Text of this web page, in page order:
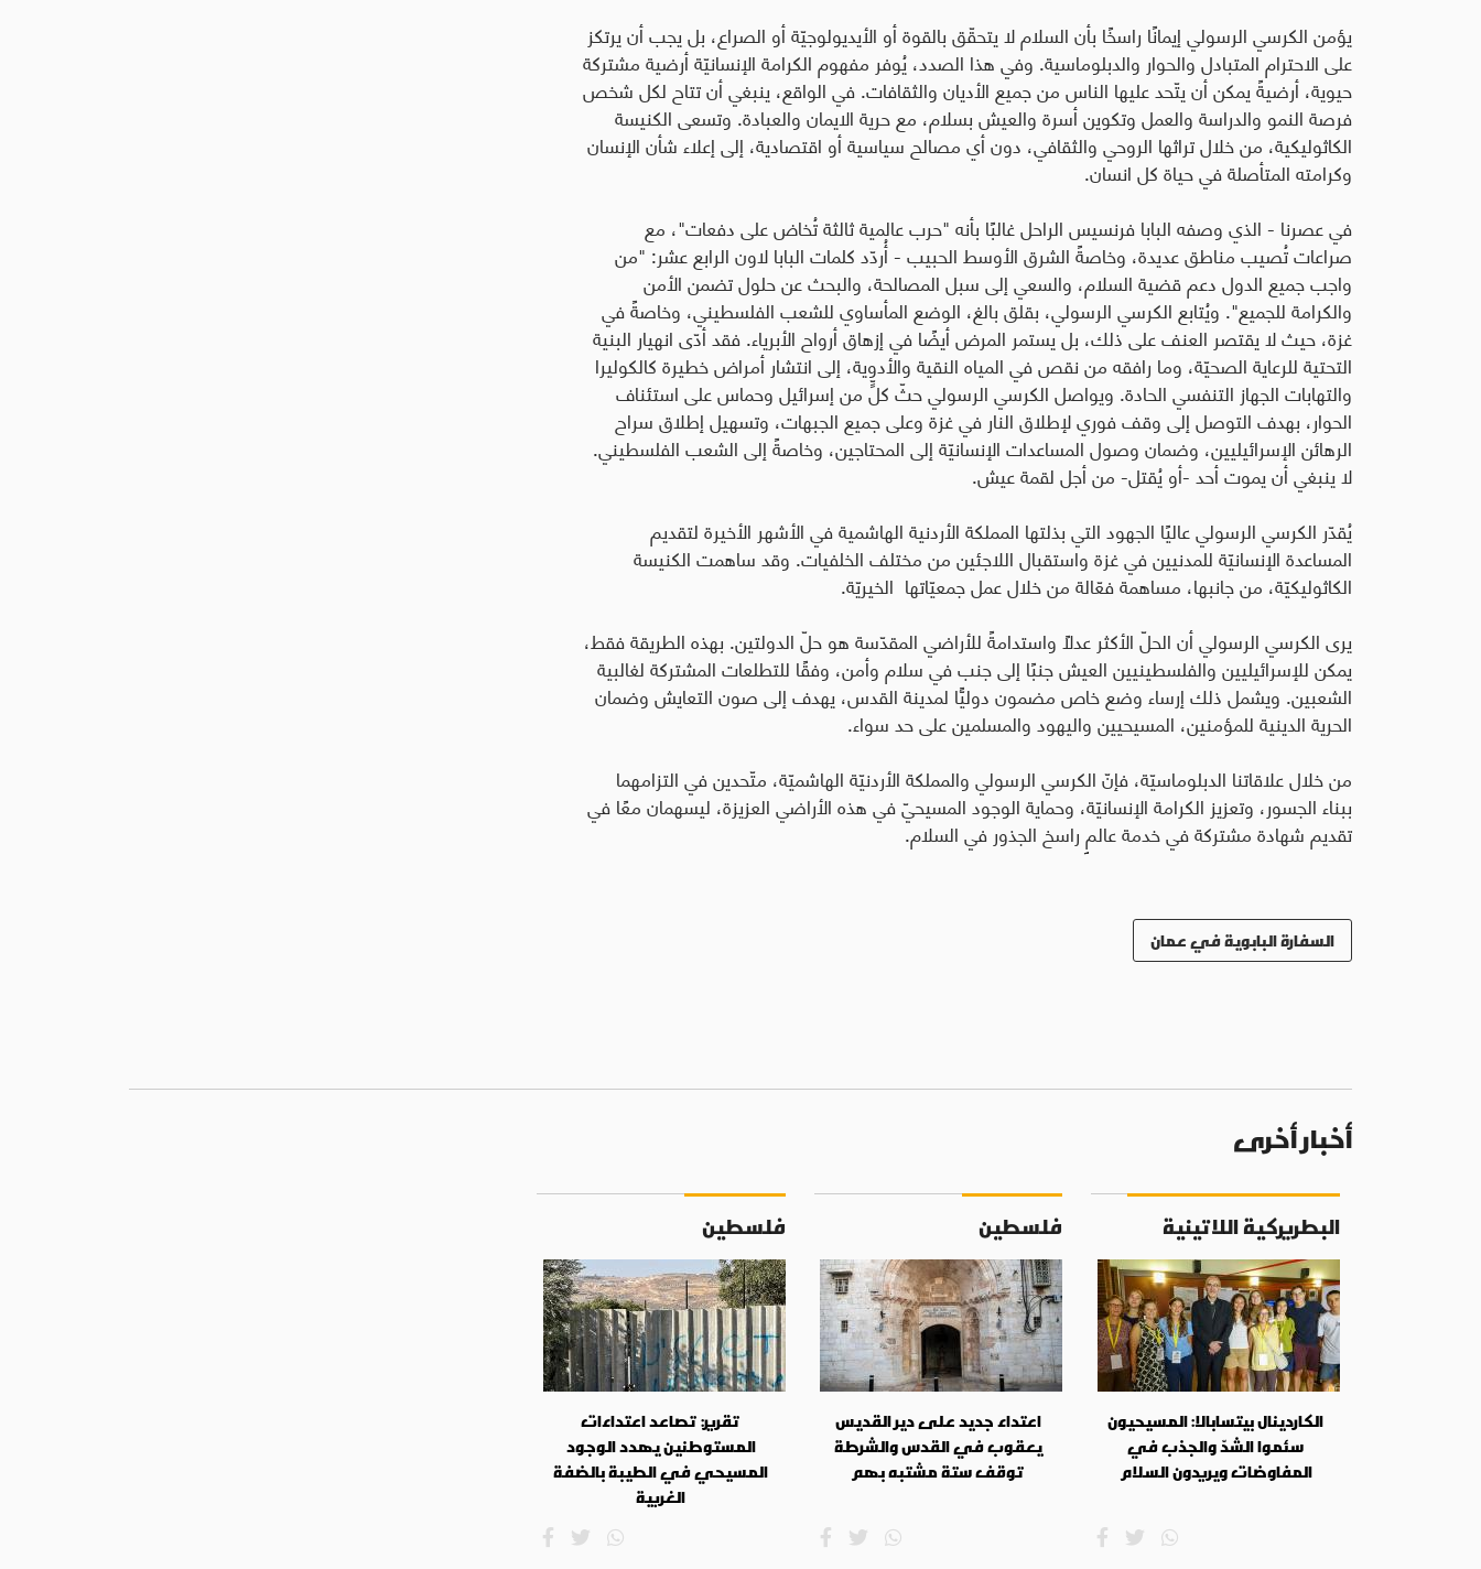
يؤمن الكرسي الرسولي إيمانًا راسخًا بأن السلام لا يتحقّق بالقوة أو الأيديولوجيّة أو الصراع، بل يجب أن يرتكز
على الاحترام المتبادل والحوار والدبلوماسية. وفي هذا الصدد، يُوفر مفهوم الكرامة الإنسانيّة أرضية مشتركة
حيوية، أرضيةً يمكن أن يتّحد عليها الناس من جميع الأديان والثقافات. في الواقع، ينبغي أن تتاح لكل شخص
فرصة النمو والدراسة والعمل وتكوين أسرة والعيش بسلام، مع حريةالايمانوالعبادة. وتسعى الكنيسة
الكاثوليكية، من خلال تراثها الروحي والثقافي، دون أي مصالح سياسية أو اقتصادية، إلى إعلاء شأن الإنسان
وكرامته المتأصلة في حياة كل انسان.
في عصرنا - الذي وصفه البابا فرنسيس الراحل غالبًا بأنه "حرب عالمية ثالثة تُخاض على دفعات"، مع
صراعات تُصيب مناطق عديدة، وخاصةً الشرق الأوسط الحبيب - أُردّد كلمات البابا لاون الرابع عشر: "من
واجب جميع الدول دعم قضية السلام، والسعي إلى سبل المصالحة، والبحث عن حلول تضمن الأمن
والكرامة للجميع". ويُتابع الكرسي الرسولي، بقلق بالغ، الوضع المأساوي للشعب الفلسطيني، وخاصةً في
غزة، حيث لا يقتصر العنف على ذلك، بل يستمر المرض أيضًا في إزهاق أرواح الأبرياء.فقد أدّى انهيار البنية
التحتية للرعاية الصحيّة، وما رافقه من نقص في المياه النقية والأدوية، إلى انتشار أمراض خطيرة كالكوليرا
والتهابات الجهاز التنفسي الحادة. ويواصل الكرسي الرسولي حثّ كلٍّ من إسرائيل وحماس على استئناف
الحوار، بهدف التوصل إلى وقف فوري لإطلاق النار في غزة وعلى جميع الجبهات، وتسهيل إطلاق سراح
الرهائن الإسرائيليين، وضمان وصول المساعدات الإنسانيّة إلى المحتاجين، وخاصةً إلى الشعب الفلسطيني.
لا ينبغي أن يموت أحد -أو يُقتل- من أجل لقمة عيش.
يُقدّر الكرسي الرسولي عاليًا الجهود التي بذلتها المملكة الأردنية الهاشمية في الأشهر الأخيرة لتقديم
المساعدة الإنسانيّة للمدنيين في غزة واستقبال اللاجئين من مختلف الخلفيات. وقد ساهمت الكنيسة
الكاثوليكيّة، من جانبها، مساهمة فعّالة من خلال عمل جمعيّاتها الخيريّة.
يرى الكرسي الرسولي أن الحلّ الأكثر عدلاً واستدامةً للأراضي المقدّسة هو حلّ الدولتين. بهذه الطريقة فقط،
يمكن للإسرائيليين والفلسطينيين العيش جنبًا إلى جنب في سلام وأمن، وفقًا للتطلعات المشتركة لغالبية
الشعبين. ويشمل ذلك إرساء وضع خاص مضمون دوليًّا لمدينة القدس، يهدف إلى صون التعايش وضمان
الحرية الدينية للمؤمنين، المسيحيين واليهود والمسلمين على حد سواء.
من خلال علاقاتنا الدبلوماسيّة، فإنّ الكرسي الرسولي والمملكة الأردنيّة الهاشميّة، متّحدين في التزامهما
ببناء الجسور، وتعزيز الكرامة الإنسانيّة، وحماية الوجود المسيحيّ في هذه الأراضي العزيزة، ليسهمان معًا في
تقديم شهادة مشتركة في خدمة عالمٍ راسخ الجذور في السلام.
السفارة البابوية في عمان
أخبار أخرى
البطريركية اللاتينية
الكاردينال بيتسابالا: المسيحيون
سئموا الشدّ والجذب في
المفاوضات ويريدون السلام
فلسطين
اعتداء جديد على دير القديس
يعقوب في القدس والشرطة
توقف ستة مشتبه بهم
فلسطين
تقرير: تصاعد اعتداءات
المستوطنين يهدد الوجود
المسيحي في الطيبة بالضفة
الغربية